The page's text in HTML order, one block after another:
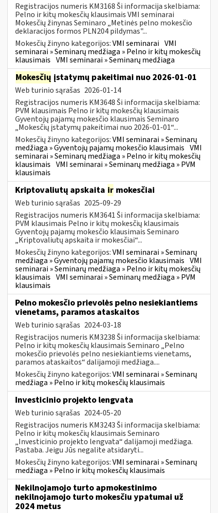
Registracijos numeris KM3168 Ši informacija skelbiama:
Pelno ir kitų mokesčių klausimais VMI seminarai
Mokesčių žinynas Seminaro „Metinės pelno mokesčio
deklaracijos formos PLN204 pildymas"...
Mokesčių žinyno kategorijos:VMI seminarai VMI
seminarai » Seminarų medžiaga » Pelno ir kitų mokesčių
klausimais VMI seminarai » Seminarų medžiaga
Mokesčių įstatymų pakeitimai nuo 2026-01-01
Web turinio sąrašas 2026-01-14
Registracijos numeris KM3648 Ši informacija skelbiama:
PVM klausimais Pelno ir kitų mokesčių klausimais
Gyventojų pajamų mokesčio klausimais Seminaro
„Mokesčių įstatymų pakeitimai nuo 2026-01-01“...
Mokesčių žinyno kategorijos:VMI seminarai » Seminarų
medžiaga » Gyventojų pajamų mokesčio klausimais VMI
seminarai » Seminarų medžiaga » Pelno ir kitų mokesčių
klausimais VMI seminarai » Seminarų medžiaga » PVM
klausimais
Kriptovaliutų apskaita ir mokesčiai
Web turinio sąrašas 2025-09-29
Registracijos numeris KM3641 Ši informacija skelbiama:
PVM klausimais Pelno ir kitų mokesčių klausimais
Gyventojų pajamų mokesčio klausimais Seminaro
„Kriptovaliutų apskaita ir mokesčiai“...
Mokesčių žinyno kategorijos:VMI seminarai » Seminarų
medžiaga » Gyventojų pajamų mokesčio klausimais VMI
seminarai » Seminarų medžiaga » Pelno ir kitų mokesčių
klausimais VMI seminarai » Seminarų medžiaga » PVM
klausimais
Pelno mokesčio prievolės pelno nesiekiantiems
vienetams, paramos ataskaitos
Web turinio sąrašas 2024-03-18
Registracijos numeris KM3238 Ši informacija skelbiama:
Pelno ir kitų mokesčių klausimais Seminaro „Pelno
mokesčio prievolės pelno nesiekiantiems vienetams,
paramos ataskaitos“ dalijamoji medžiaga....
Mokesčių žinyno kategorijos:VMI seminarai » Seminarų
medžiaga » Pelno ir kitų mokesčių klausimais
Investicinio projekto lengvata
Web turinio sąrašas 2024-05-20
Registracijos numeris KM3243 Ši informacija skelbiama:
Pelno ir kitų mokesčių klausimais Seminaro
„Investicinio projekto lengvata“ dalijamoji medžiaga.
Pastaba. Jeigu Jūs negalite atsidaryti...
Mokesčių žinyno kategorijos:VMI seminarai » Seminarų
medžiaga » Pelno ir kitų mokesčių klausimais
Nekilnojamojo turto apmokestinimo
nekilnojamojo turto mokesčiu ypatumai už
2024 metus